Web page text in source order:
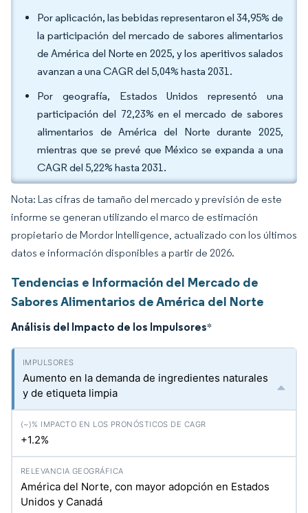
Por aplicación, las bebidas representaron el 34,95% de
la participación del mercado de sabores alimentarios
de América del Norte en 2025, y los aperitivos salados
avanzan a una CAGR del 5,04% hasta 2031.
Por geografía, Estados Unidos representó una
participación del 72,23% en el mercado de sabores
alimentarios de América del Norte durante 2025,
mientras que se prevé que México se expanda a una
CAGR del 5,22% hasta 2031.
Nota: Las cifras de tamaño del mercado y previsión de este
informe se generan utilizando el marco de estimación
propietario de Mordor Intelligence, actualizado con los últimos
datos e información disponibles a partir de 2026.
Tendencias e Información del Mercado de
Sabores Alimentarios de América del Norte
Análisis del Impacto de los Impulsores*
Aumento en la demanda de ingredientes naturales
y de etiqueta limpia
+1.2%
América del Norte, con mayor adopción en Estados
Unidos y Canadá